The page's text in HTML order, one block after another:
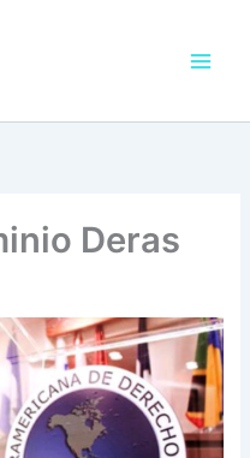
Deras